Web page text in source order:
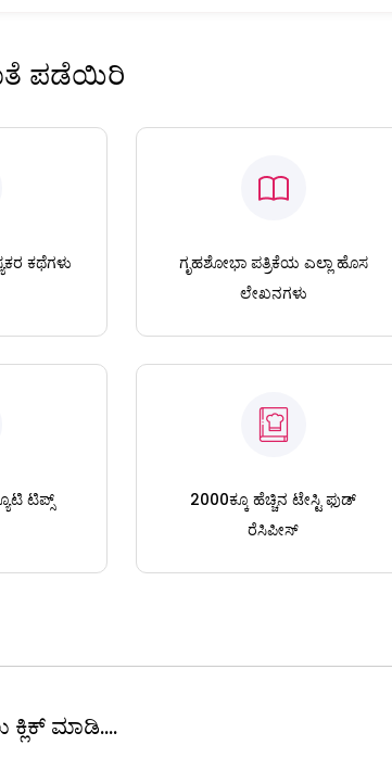
ಪಡೆಯಿರಿ
ಕಥೆಗಳು
ಗೃಹಶೋಭಾ ಪತ್ರಿಕೆಯ ಎಲ್ಲಾ ಹೊಸ
ಲೇಖನಗಳು
ಟಿಪ್ಸ್
2000ಕ್ಕೂ ಹೆಚ್ಚಿನ ಟೇಸ್ಟಿ ಫುಡ್
ರೆಸಿಪೀಸ್
ಕ್ಲಿಕ್ ಮಾಡಿ....